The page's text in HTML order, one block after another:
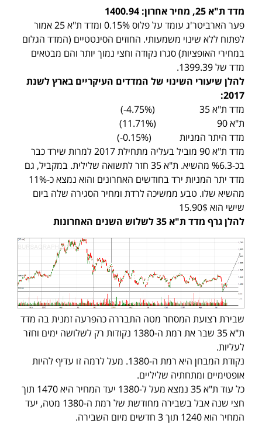
מדד ת"א 25, מחיר אחרון:
1400.94
פער הארביטר'ג עומד על פלוס 0.15% ומדד ת"א 25 אמור
לפתוח ללא שינוי משמעותי. החוזים הסינטטיים (המדד הגלום
במחירי האופציות) סגרו נקודה וחצי נמוך יותר והם מבטאים
מדד של 1399.39.
להלן שיעורי השינוי של המדדים העיקריים בארץ לשנת
2017
:
מדד ת"א 35 (4.75%-)
ת"א 90 (11.71%)
מדד היתר המניות (0.15%-)
מדד ת"א 90 מוביל בעליה מתחילת 2017 למרות שירד כבר
בכ-%6.3 מהשיא. ת"א 35 חזר לתשואה שלילית. במקביל, גם
מדד יתר המניות ירד בחודשים האחרונים והוא נמצא כ-11%
מהשיא שלו. טבע ממשיכה לרדת ומחיר הסגירה שלה ביום
שישי הוא 15.90$
להלן גרף מדד ת"א 35 לשלוש השנים האחרונות
שבירת רצועת המסחר מטה התבררה כהפרעה זמנית בה מדד
ת"א 35 שבר את רמת ה-1380 נקודות רק לשלושה ימים וחזר
לעליות.
נקודת המבחן היא רמת ה-1380. מעל לרמה זו עדיף להיות
אופטימיים ומתחתיה שליליים.
כל עוד ת"א 35 נמצא מעל ל-1380 יעד המחיר היא 1470 תוך
חצי שנה אבל בשבירה מחודשת של רמת ה-1380 מטה, יעד
המחיר הוא 1240 תוך 3 חדשים מיום השבירה.